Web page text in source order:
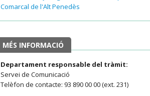
Comarcal de l'Alt Penedès
MÉS INFORMACIÓ
Departament responsable del tràmit:
Servei de Comunicació
Telèfon de contacte: 93 890 00 00 (ext. 231)